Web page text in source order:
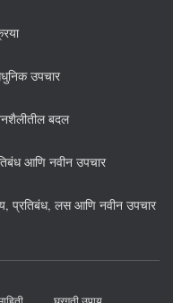
उपचार
बदल
आणि नवीन उपचार
प्रतिबंध, लस आणि नवीन उपचार